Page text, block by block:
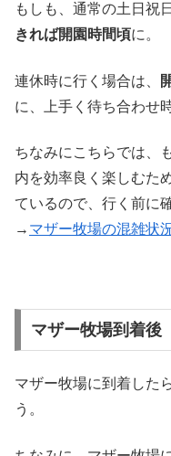
もしも、通常の土日祝
きれば開園時間頃に。
連休時に行く場合は、
に、上手く待ち合わせ
ちなみにこちらでは、
内を効率良く楽しむた
ているので、行く前に
→ マザー牧場の混雑状
マザー牧場到着後
マザー牧場に到着した
う。